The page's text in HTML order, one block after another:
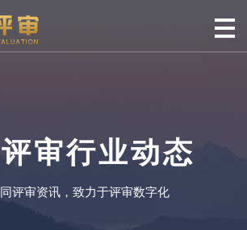
审行业动态
评审资讯，致力于评审数字化